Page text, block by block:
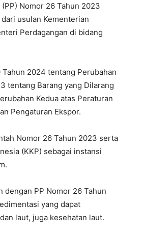
Nomor 26 Tahun 2023
usulan Kementerian
Perdagangan di bidang
2024 tentang Perubahan
tentang Barang yang Dilarang
Kedua atas Peraturan
Pengaturan Ekspor.
Nomor 26 Tahun 2023 serta
(KKP) sebagai instansi
PP Nomor 26 Tahun
yang dapat
laut, juga kesehatan laut.